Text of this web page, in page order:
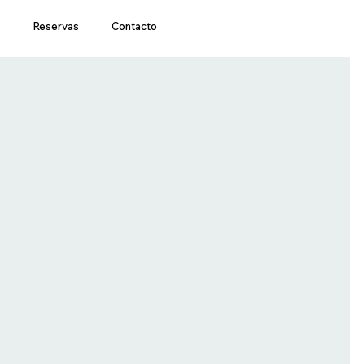
Reservas Contacto